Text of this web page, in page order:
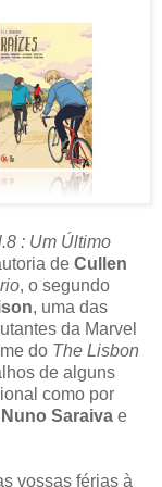
: Um Último
de Cullen
, o segundo
, uma das
da Marvel
do The Lisbon
de alguns
como por
Nuno Saraiva e
vossas férias à